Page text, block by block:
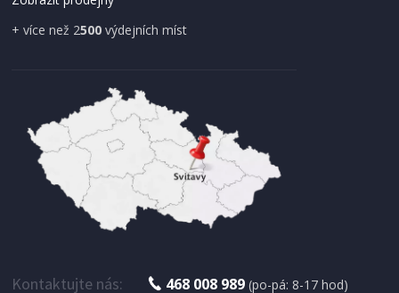
179 Kč
+ více než 2500 výdejních míst
Kontaktujte nás: 468 008 989 (po-pá: 8-17 hod)